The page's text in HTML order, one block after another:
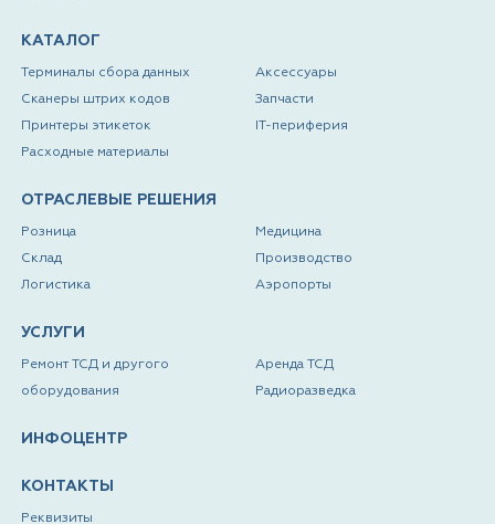
КАТАЛОГ
Терминалы сбора данных
Сканеры штрих кодов
Принтеры этикеток
Расходные материалы
Аксессуары
Запчасти
IT-периферия
ОТРАСЛЕВЫЕ РЕШЕНИЯ
Розница
Склад
Логистика
Медицина
Производство
Аэропорты
УСЛУГИ
Ремонт ТСД и другого
оборудования
Аренда ТСД
Радиоразведка
ИНФОЦЕНТР
КОНТАКТЫ
Реквизиты